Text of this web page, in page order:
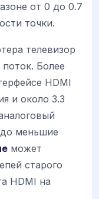
от 0 до 0.7
точки.
телевизор
Более
HDMI
и около 3.3
меньшие
может
старого
HDMI на